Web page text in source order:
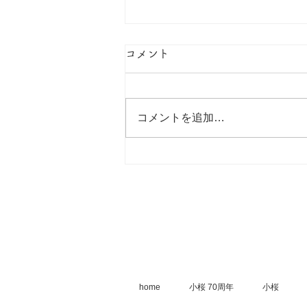
私たちの今。
しました。 小桜・小梅、私たち
の「今」を映像に残しました。ぜ
コメント
コメントを追加…
home 小桜 70周年 小桜